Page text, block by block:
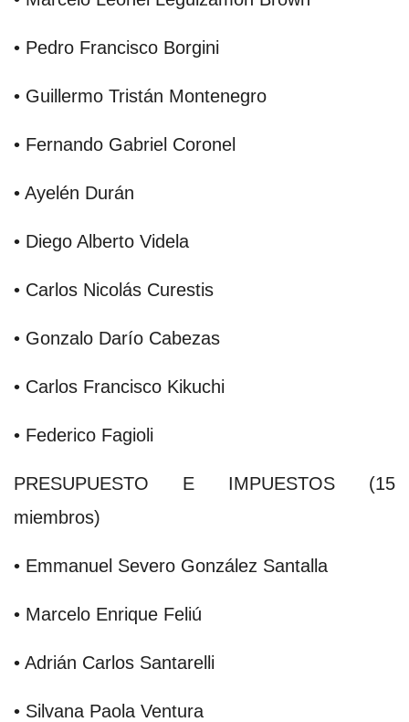
• Pedro Francisco Borgini
• Guillermo Tristán Montenegro
• Fernando Gabriel Coronel
• Ayelén Durán
• Diego Alberto Videla
• Carlos Nicolás Curestis
• Gonzalo Darío Cabezas
• Carlos Francisco Kikuchi
• Federico Fagioli
PRESUPUESTO E IMPUESTOS (15
miembros)
• Emmanuel Severo González Santalla
• Marcelo Enrique Feliú
• Adrián Carlos Santarelli
• Silvana Paola Ventura